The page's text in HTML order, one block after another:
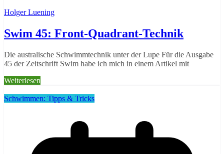
Holger Luening
Swim 45: Front-Quadrant-Technik
Die australische Schwimmtechnik unter der Lupe Für die Ausgabe
45 der Zeitschrift Swim habe ich mich in einem Artikel mit
Weiterlesen
Schwimmen: Tipps & Tricks